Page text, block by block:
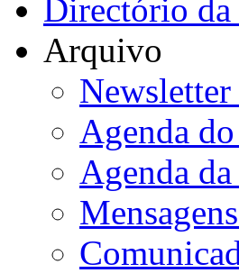
Directório da
Arquivo
Agenda
Agenda